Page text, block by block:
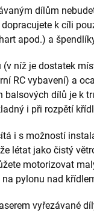
dílům
k cíli
apod.) a
níž je dostatek
RC vybavení) a
balsových dílů je k
i při rozpětí
i s možností
létat jako čistý
motorizovat
pylonu nad
laserem vyřezávané